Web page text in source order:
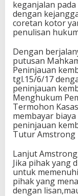
keganjalan
dengan
coretan kotor
penulisan
Dengan
putusan
Peninjauan
tgl.15/6/17
peninjauan
Menghukum
Termohon
membayar
peninjauan
Tutur Amstrong
Lanjut
Jika pihak yang
untuk
pihak yang
dengan